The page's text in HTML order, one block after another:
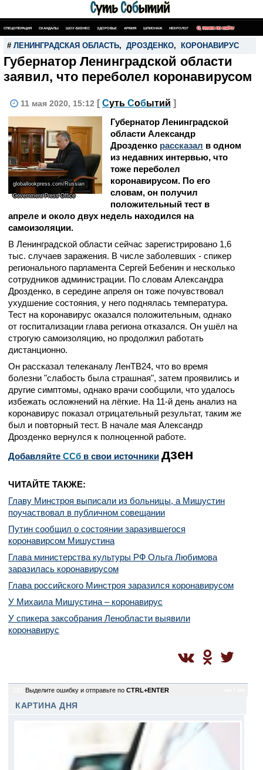
СПЕЦОПЕРАЦИЯ СКАНДАЛЫ ШОУ-БИЗНЕС ЗДОРОВЬЕ АРМИЯ ШПИОНАЖ НЕКРОЛОГ ПОИСК ПО САЙТУ
# ЛЕНИНГРАДСКАЯ ОБЛАСТЬ, ДРОЗДЕНКО, КОРОНАВИРУС
Губернатор Ленинградской области
заявил, что переболел коронавирусом
11 мая 2020, 15:12 [ Суть Событий ]
globallookpress.com/Russian
Government Press Office
Губернатор Ленинградской
области Александр
Дрозденко рассказал в одном
из недавних интервью, что
тоже переболел
коронавирусом. По его
словам, он получил
положительный тест в
апреле и около двух недель находился на
самоизоляции.
В Ленинградской области сейчас зарегистрировано 1,6
тыс. случаев заражения. В числе заболевших - спикер
регионального парламента Сергей Бебенин и несколько
сотрудников администрации. По словам Александра
Дрозденко, в середине апреля он тоже почувствовал
ухудшение состояния, у него поднялась температура.
Тест на коронавирус оказался положительным, однако
от госпитализации глава региона отказался. Он ушёл на
строгую самоизоляцию, но продолжил работать
дистанционно.
Он рассказал телеканалу ЛенТВ24, что во время
болезни "слабость была страшная", затем проявились и
другие симптомы, однако врачи сообщили, что удалось
избежать осложнений на лёгкие. На 11-й день анализ на
коронавирус показал отрицательный результат, таким же
был и повторный тест. В начале мая Александр
Дрозденко вернулся к полноценной работе.
Добавляйте CСб в свои источники дзен
ЧИТАЙТЕ ТАКЖЕ:
Главу Минстроя выписали из больницы, а Мишустин
поучаствовал в публичном совещании
Путин сообщил о состоянии заразившегося
коронавирсом Мишустина
Глава министерства культуры РФ Ольга Любимова
заразилась коронавирусом
Глава российского Минстроя заразился коронавирусом
У Михаила Мишустина – коронавирус
У спикера заксобрания Ленобласти выявили
коронавирус
Выделите ошибку и отправьте по CTRL+ENTER
КАРТИНА ДНЯ